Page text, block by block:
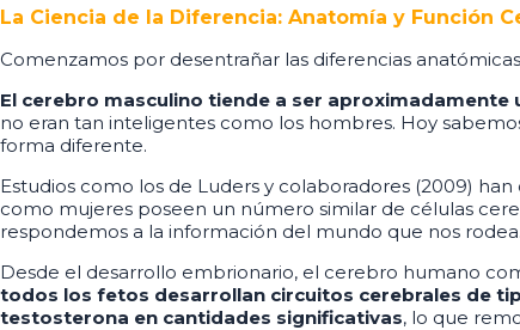
La Ciencia de la Diferencia: Anatomía y Función
Comenzamos por desentrañar las diferencias
El cerebro masculino tiende a ser aproximadamente
no eran tan inteligentes como los hombres. Hoy
forma diferente.
Estudios como los de Luders y colaboradores (2009)
como mujeres poseen un número similar de células
respondemos a la información del mundo que nos rodea.
Desde el desarrollo embrionario, el cerebro humano
todos los fetos desarrollan circuitos cerebrales de
testosterona en cantidades significativas, lo que